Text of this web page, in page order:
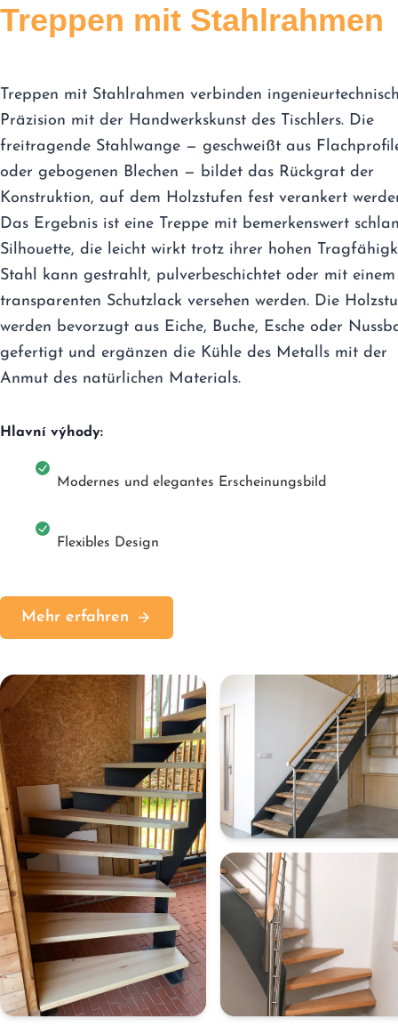
Treppen mit Stahlrahmen
Treppen mit Stahlrahmen verbinden
Präzision mit der Handwerkskunst des Tischlers. Die
freitragende Stahlwange — geschweißt aus
oder gebogenen Blechen — bildet das Rückgrat der
Konstruktion, auf dem Holzstufen fest verankert
Das Ergebnis ist eine Treppe mit bemerkenswert
Silhouette, die leicht wirkt trotz ihrer hohen
Stahl kann gestrahlt, pulverbeschichtet oder mit einem
transparenten Schutzlack versehen werden. Die
werden bevorzugt aus Eiche, Buche, Esche oder
gefertigt und ergänzen die Kühle des Metalls mit der
Anmut des natürlichen Materials.
Hlavní výhody:
Modernes und elegantes Erscheinungsbild
Flexibles Design
Mehr erfahren